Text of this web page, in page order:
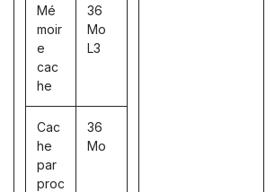
Mé
moir
e
cac
he
36
Mo
L3
Cac
he
par
proc
36
Mo